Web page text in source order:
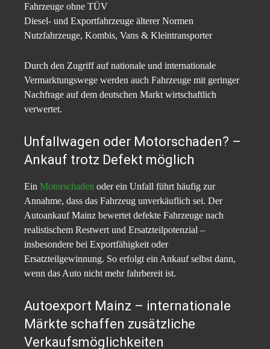
Fahrzeuge ohne TÜV
Diesel- und Exportfahrzeuge älterer Normen
Nutzfahrzeuge, Kombis, Vans & Kleintransporter
Durch den Zugriff auf nationale und internationale
Vermarktungswege werden auch Fahrzeuge mit geringer
Nachfrage auf dem deutschen Markt wirtschaftlich
verwertet.
Unfallwagen oder Motorschaden? –
Ankauf trotz Defekt möglich
Ein Motorschaden oder ein Unfall führt häufig zur
Annahme, dass das Fahrzeug unverkäuflich sei. Der
Autoankauf Mainz bewertet defekte Fahrzeuge nach
realistischem Restwert und Ersatzteilpotenzial –
insbesondere bei Exportfähigkeit oder
Ersatzteilgewinnung. So erfolgt ein Ankauf selbst dann,
wenn das Auto nicht mehr fahrbereit ist.
Autoexport Mainz – internationale
Märkte schaffen zusätzliche
Verkaufsmöglichkeiten